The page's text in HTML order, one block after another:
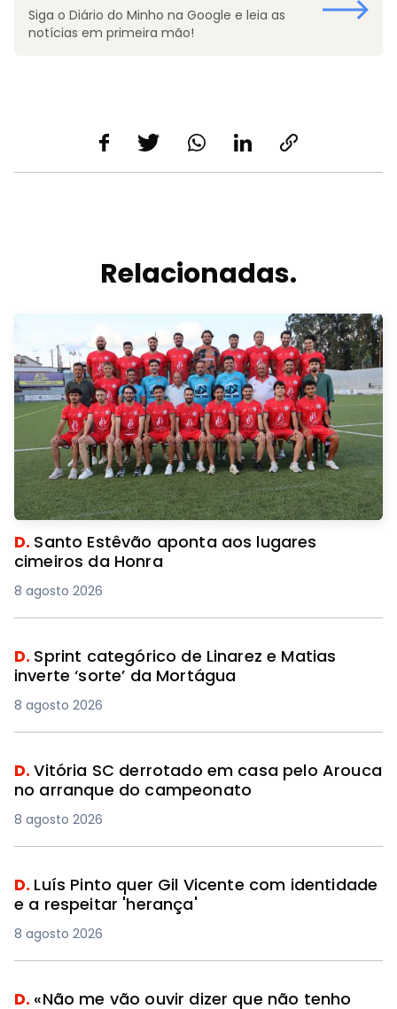
Siga o Diário do Minho na Google e leia as
notícias em primeira mão!
Relacionadas.
D. Santo Estêvão aponta aos lugares
cimeiros da Honra
8 agosto 2026
D. Sprint categórico de Linarez e Matias
inverte ‘sorte’ da Mortágua
8 agosto 2026
D.Vitória SC derrotado em casa pelo Arouca
no arranque do campeonato
8 agosto 2026
D. Luís Pinto quer Gil Vicente com identidade
e a respeitar 'herança'
8 agosto 2026
D. «Não me vão ouvir dizer que não tenho